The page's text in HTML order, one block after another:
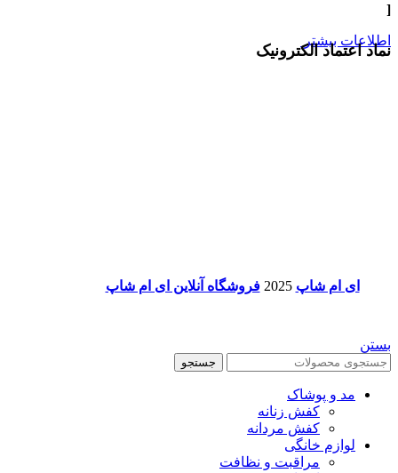
[
اطلاعات بیشتر
نماد اعتماد الکترونیک
ای ام شاپ 2025 فروشگاه آنلاین ای ام شاپ
بستن
جستجو
مد و پوشاک
کفش زنانه
کفش مردانه
لوازم خانگی
مراقبت و نظافت